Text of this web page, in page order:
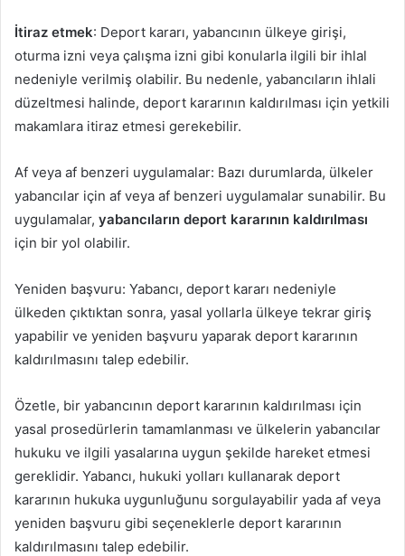
İtiraz etmek: Deport kararı, yabancının ülkeye girişi,
oturma izni veya çalışma izni gibi konularla ilgili bir ihlal
nedeniyle verilmiş olabilir. Bu nedenle, yabancıların ihlali
düzeltmesi halinde, deport kararının kaldırılması için yetkili
makamlara itiraz etmesi gerekebilir.
Af veya af benzeri uygulamalar: Bazı durumlarda, ülkeler
yabancılar için af veya af benzeri uygulamalar sunabilir. Bu
uygulamalar, yabancıların deport kararının kaldırılması
için bir yol olabilir.
Yeniden başvuru: Yabancı, deport kararı nedeniyle
ülkeden çıktıktan sonra, yasal yollarla ülkeye tekrar giriş
yapabilir ve yeniden başvuru yaparak deport kararının
kaldırılmasını talep edebilir.
Özetle, bir yabancının deport kararının kaldırılması için
yasal prosedürlerin tamamlanması ve ülkelerin yabancılar
hukuku ve ilgili yasalarına uygun şekilde hareket etmesi
gereklidir. Yabancı, hukuki yolları kullanarak deport
kararının hukuka uygunluğunu sorgulayabilir yada af veya
yeniden başvuru gibi seçeneklerle deport kararının
kaldırılmasını talep edebilir.